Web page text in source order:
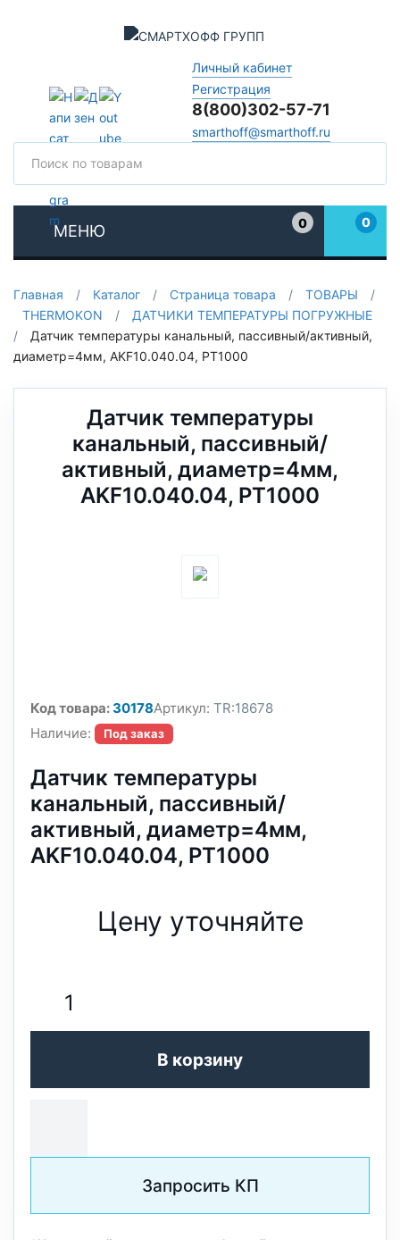
Личный кабинет
Регистрация
8(800)302-57-71
smarthoff@smarthoff.ru
МЕНЮ
0
0
Главная / Каталог / Страница товара / ТОВАРЫ
/
THERMOKON
/
ДАТЧИКИ ТЕМПЕРАТУРЫ ПОГРУЖНЫЕ
/
Датчик температуры канальный, пассивный/активный,
диаметр=4мм, AKF10.040.04, PT1000
Датчик температуры
канальный, пассивный/
активный, диаметр=4мм,
AKF10.040.04, PT1000
Код товара:30178Артикул: TR:18678
Наличие:
Под заказ
Датчик температуры
канальный, пассивный/
активный, диаметр=4мм,
AKF10.040.04, PT1000
Цену уточняйте
В корзину
Запросить КП